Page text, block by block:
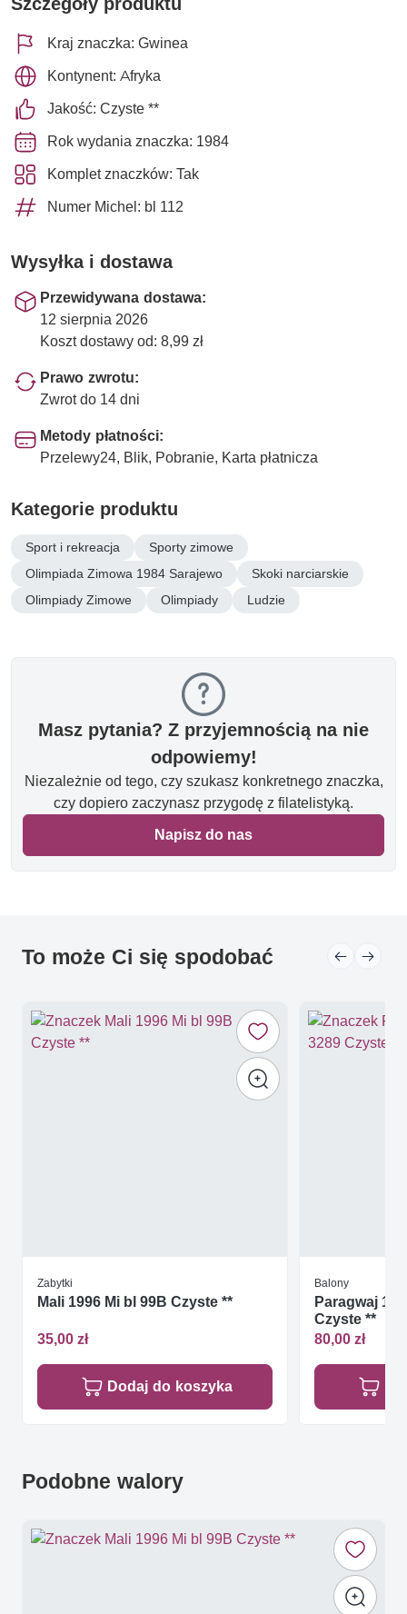
Kraj znaczka: Gwinea
Kontynent: Afryka
Jakość: Czyste **
Rok wydania znaczka: 1984
Komplet znaczków: Tak
Numer Michel: bl 112
Wysyłka i dostawa
Przewidywana dostawa:
12 sierpnia 2026
Koszt dostawy od: 8,99 zł
Prawo zwrotu:
Zwrot do 14 dni
Metody płatności:
Przelewy24, Blik, Pobranie, Karta płatnicza
Kategorie produktu
Sport i rekreacja
Sporty zimowe
Olimpiada Zimowa 1984 Sarajewo
Skoki narciarskie
Olimpiady Zimowe
Olimpiady Ludzie
Masz pytania? Z przyjemnością na nie
odpowiemy!
Niezależnie od tego, czy szukasz konkretnego znaczka,
czy dopiero zaczynasz przygodę z filatelistyką.
Napisz do nas
To może Ci się spodobać
Zabytki
Mali 1996 Mi bl 99B Czyste **
35,00 zł
Dodaj do koszyka
Balony
Paragwaj
Czyste **
80,00 zł
Podobne walory